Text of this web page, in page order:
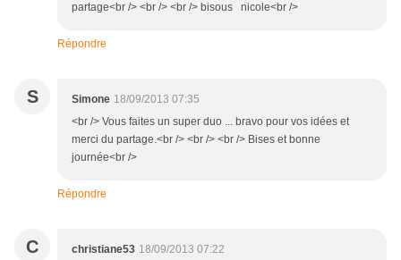
partage<br /> <br /> <br /> bisous nicole<br />
Répondre
S Simone 18/09/2013 07:35
<br /> Vous faites un super duo ... bravo pour vos idées et
merci du partage.<br /> <br /> <br /> Bises et bonne
journée<br />
Répondre
C christiane53 18/09/2013 07:22